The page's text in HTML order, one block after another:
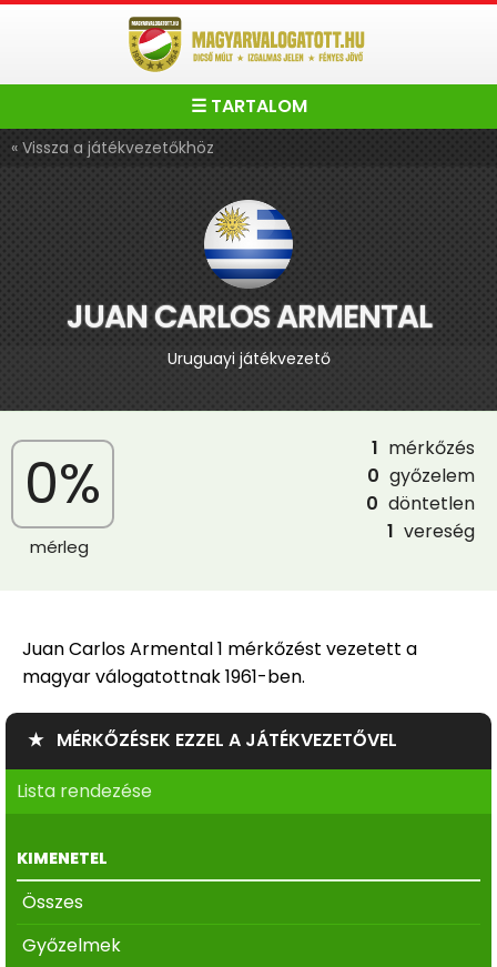
☰ TARTALOM
« Vissza a játékvezetőkhöz
JUAN CARLOS ARMENTAL
Uruguayi játékvezető
0%
mérleg
1 mérkőzés
0 győzelem
0 döntetlen
1 vereség
Juan Carlos Armental 1 mérkőzést vezetett a
magyar válogatottnak 1961-ben.
★ MÉRKŐZÉSEK EZZEL A JÁTÉKVEZETŐVEL
Lista rendezése
KIMENETEL
Összes
Győzelmek